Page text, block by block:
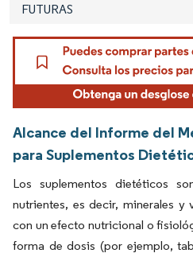
FUTURAS
Alcance del Informe del
para Suplementos
Los suplementos dietéticos
nutrientes, es decir, minerales y
con un efecto nutricional o
forma de dosis (por ejemplo,